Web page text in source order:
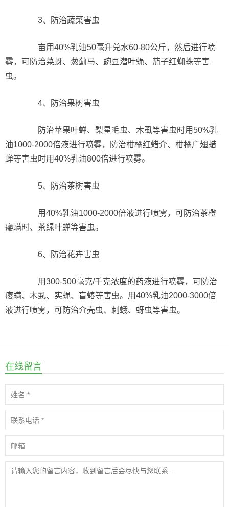
3、防治蔬菜害虫
亩用40%乳油50毫升兑水60-80公斤，然后进行喷
雾，可防治菜蚜、葱蓟马、豌豆潜叶蝇、茄子红蜘蛛等害
虫。
4、防治果树害虫
防治苹果叶蝉、梨星毛虫、木虱等害虫时用50%乳
油1000-2000倍液进行喷雾，防治柑橘红蜡介、柑橘广翅蜡
蝉等害虫时用40%乳油800倍进行喷雾。
5、防治茶树害虫
用40%乳油1000-2000倍液进行喷雾，可防治茶橙
瘿螨时、茶绿叶蝉等害虫。
6、防治花卉害虫
用300-500毫克/千克浓度的药液进行喷雾，可防治
瘿螨、木虱、实蝇、盲蝽等害虫。用40%乳油2000-3000倍
液进行喷雾，可防治介壳虫、刺蛾、蚜虫等害虫。
在线留言